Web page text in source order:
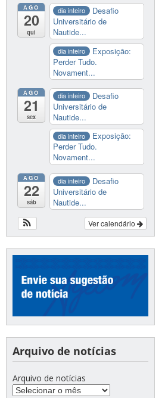
AGO
20
qui
dia inteiro
Desafio
Universitário de
Nautide...
dia inteiro
Exposição:
Perder Tudo.
Novament...
AGO
21
sex
dia inteiro
Desafio
Universitário de
Nautide...
dia inteiro
Exposição:
Perder Tudo.
Novament...
AGO
22
sáb
dia inteiro
Desafio
Universitário de
Nautide...
Ver calendário
Arquivo de notícias
Arquivo de notícias